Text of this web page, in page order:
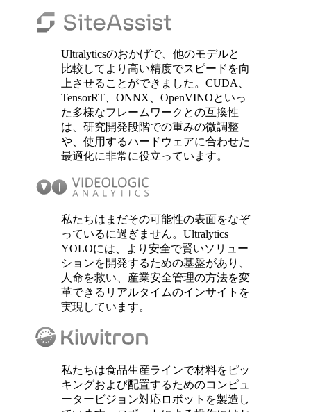
Ultralyticsのおかげで、他のモデルと
比較してより高い精度でスピードを向
上させることができました。CUDA、
TensorRT、ONNX、OpenVINOといっ
た多様なフレームワークとの互換性
は、研究開発段階での重みの微調整
や、使用するハードウェアに合わせた
最適化に非常に役立っています。
私たちはまだその可能性の表面をなぞ
っているに過ぎません。Ultralytics
YOLOには、より安全で賢いソリュー
ションを開発するための基盤があり、
人命を救い、産業安全管理の方法を変
革できるリアルタイムのインサイトを
実現しています。
私たちは食品生産ラインで材料をピッ
キングおよび配置するためのコンピュ
ータービジョン対応ロボットを製造し